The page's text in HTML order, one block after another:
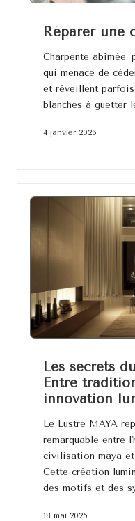
Réparer une
Charpente abîmée,
qui menace de
et réveillent
blanches à guetter
4 janvier 2026
Les secrets
Entre
innovation
Le Lustre MAYA
remarquable entre
civilisation maya
Cette création
des motifs et des
18 mai 2025